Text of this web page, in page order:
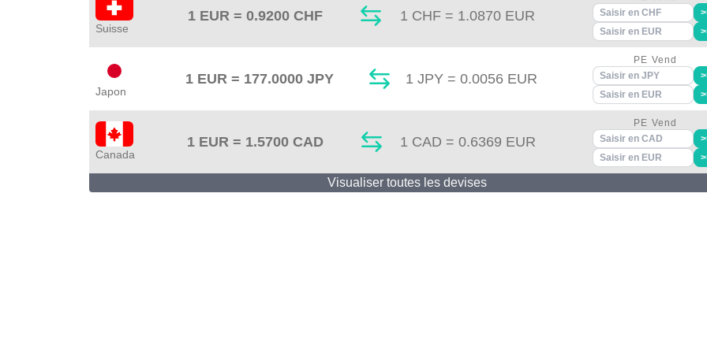
Suisse
1 EUR = 0.9200 CHF 1 CHF = 1.0870 EUR
Japon
1 EUR = 177.0000 JPY 1JPY =0.0056 EUR
PE Vend
Canada
1 EUR = 1.5700 CAD 1 CAD = 0.6369 EUR
PE Vend
Visualiser toutes les devises